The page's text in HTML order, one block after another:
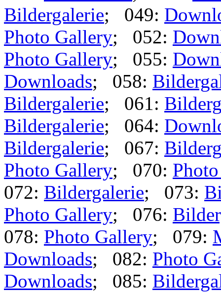
Bildergalerie; 049:
Photo Gallery; 052:
Photo Gallery; 055:
Downloads; 058:
Bildergalerie; 061:
Bildergalerie; 064:
Bildergalerie; 067:
Photo Gallery; 070:
072: Bildergalerie; 073:
Photo Gallery; 076:
078: Photo Gallery; 079:
Downloads; 082: Photo
Downloads; 085: